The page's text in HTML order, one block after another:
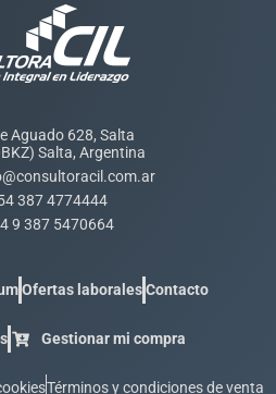
Aguado 628, Salta
Salta, Argentina
387 4774444
9 387 5470664
Ofertas laboralesContacto
Gestionar mi compra
Términos y condiciones de venta